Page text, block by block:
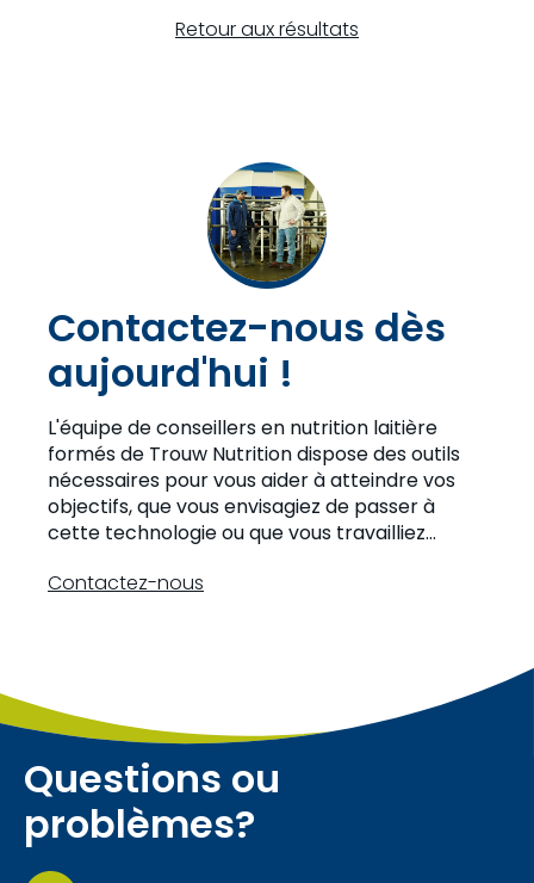
Retour aux résultats
Contactez-nous dès
aujourd'hui !
L'équipe de conseillers en nutrition laitière
formés de Trouw Nutrition dispose des outils
nécessaires pour vous aider à atteindre vos
objectifs, que vous envisagiez de passer à
cette technologie ou que vous travailliez
Contactez-nous
Questions ou
problèmes?